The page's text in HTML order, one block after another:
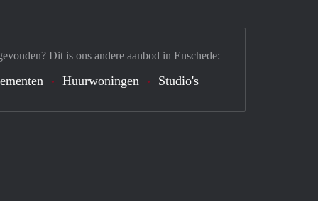
Dit is ons andere aanbod in Enschede:
Huurwoningen Studio's